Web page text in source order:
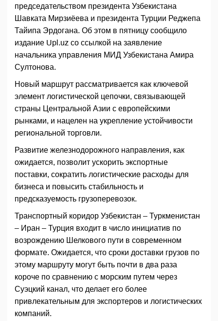
председательством президента Узбекистана
Шавката Мирзиёева и президента Турции Реджепа
Тайипа Эрдогана. Об этом в пятницу сообщило
издание Upl.uz со ссылкой на заявление
начальника управления МИД Узбекистана Амира
Султонова.
Новый маршрут рассматривается как ключевой
элемент логистической цепочки, связывающей
страны Центральной Азии с европейскими
рынками, и нацелен на укрепление устойчивости
региональной торговли.
Развитие железнодорожного направления, как
ожидается, позволит ускорить экспортные
поставки, сократить логистические расходы для
бизнеса и повысить стабильность и
предсказуемость грузоперевозок.
Транспортный коридор Узбекистан – Туркменистан
– Иран – Турция входит в число инициатив по
возрождению Шелкового пути в современном
формате. Ожидается, что сроки доставки грузов по
этому маршруту могут быть почти в два раза
короче по сравнению с морским путем через
Суэцкий канал, что делает его более
привлекательным для экспортеров и логистических
компаний.